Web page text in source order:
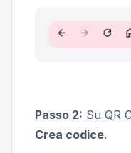
Passo 2: Su QR
Crea codice.